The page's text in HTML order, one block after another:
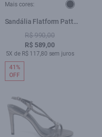
Mais cores:
Sandália Flatform Patti
Preto
R$ 990,00
R$ 589,00
5X de R$ 117,80 sem juros
41%
OFF